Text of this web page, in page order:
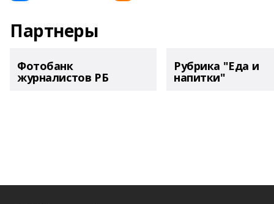
Партнеры
Фотобанк
журналистов РБ
Рубрика "Еда и
напитки"